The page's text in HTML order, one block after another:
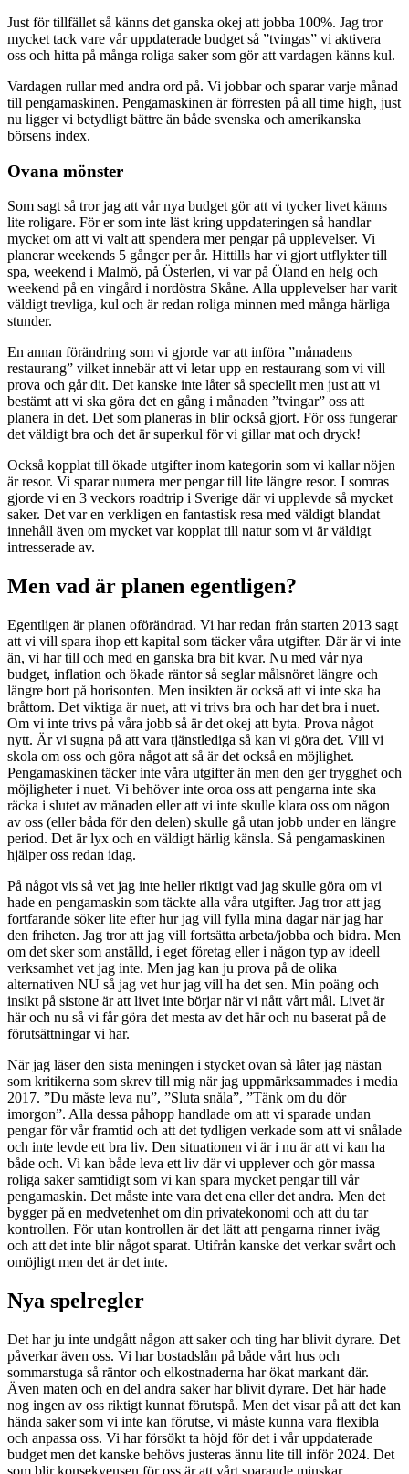
Just för tillfället så känns det ganska okej att jobba 100%. Jag tror
mycket tack vare vår uppdaterade budget så ”tvingas” vi aktivera
oss och hitta på många roliga saker som gör att vardagen känns kul.
Vardagen rullar med andra ord på. Vi jobbar och sparar varje månad
till pengamaskinen. Pengamaskinen är förresten på all time high, just
nu ligger vi betydligt bättre än både svenska och amerikanska
börsens index.
Ovana mönster
Som sagt så tror jag att vår nya budget gör att vi tycker livet känns
lite roligare. För er som inte läst kring uppdateringen så handlar
mycket om att vi valt att spendera mer pengar på upplevelser. Vi
planerar weekends 5 gånger per år. Hittills har vi gjort utflykter till
spa, weekend i Malmö, på Österlen, vi var på Öland en helg och
weekend på en vingård i nordöstra Skåne. Alla upplevelser har varit
väldigt trevliga, kul och är redan roliga minnen med många härliga
stunder.
En annan förändring som vi gjorde var att införa ”månadens
restaurang” vilket innebär att vi letar upp en restaurang som vi vill
prova och går dit. Det kanske inte låter så speciellt men just att vi
bestämt att vi ska göra det en gång i månaden ”tvingar” oss att
planera in det. Det som planeras in blir också gjort. För oss fungerar
det väldigt bra och det är superkul för vi gillar mat och dryck!
Också kopplat till ökade utgifter inom kategorin som vi kallar nöjen
är resor. Vi sparar numera mer pengar till lite längre resor. I somras
gjorde vi en 3 veckors roadtrip i Sverige där vi upplevde så mycket
saker. Det var en verkligen en fantastisk resa med väldigt blandat
innehåll även om mycket var kopplat till natur som vi är väldigt
intresserade av.
Men vad är planen egentligen?
Egentligen är planen oförändrad. Vi har redan från starten 2013 sagt
att vi vill spara ihop ett kapital som täcker våra utgifter. Där är vi inte
än, vi har till och med en ganska bra bit kvar. Nu med vår nya
budget, inflation och ökade räntor så seglar målsnöret längre och
längre bort på horisonten. Men insikten är också att vi inte ska ha
bråttom. Det viktiga är nuet, att vi trivs bra och har det bra i nuet.
Om vi inte trivs på våra jobb så är det okej att byta. Prova något
nytt. Är vi sugna på att vara tjänstlediga så kan vi göra det. Vill vi
skola om oss och göra något att så är det också en möjlighet.
Pengamaskinen täcker inte våra utgifter än men den ger trygghet och
möjligheter i nuet. Vi behöver inte oroa oss att pengarna inte ska
räcka i slutet av månaden eller att vi inte skulle klara oss om någon
av oss (eller båda för den delen) skulle gå utan jobb under en längre
period. Det är lyx och en väldigt härlig känsla. Så pengamaskinen
hjälper oss redan idag.
På något vis så vet jag inte heller riktigt vad jag skulle göra om vi
hade en pengamaskin som täckte alla våra utgifter. Jag tror att jag
fortfarande söker lite efter hur jag vill fylla mina dagar när jag har
den friheten. Jag tror att jag vill fortsätta arbeta/jobba och bidra. Men
om det sker som anställd, i eget företag eller i någon typ av ideell
verksamhet vet jag inte. Men jag kan ju prova på de olika
alternativen NU så jag vet hur jag vill ha det sen. Min poäng och
insikt på sistone är att livet inte börjar när vi nått vårt mål. Livet är
här och nu så vi får göra det mesta av det här och nu baserat på de
förutsättningar vi har.
När jag läser den sista meningen i stycket ovan så låter jag nästan
som kritikerna som skrev till mig när jag uppmärksammades i media
2017. ”Du måste leva nu”, ”Sluta snåla”, ”Tänk om du dör
imorgon”. Alla dessa påhopp handlade om att vi sparade undan
pengar för vår framtid och att det tydligen verkade som att vi snålade
och inte levde ett bra liv. Den situationen vi är i nu är att vi kan ha
både och. Vi kan både leva ett liv där vi upplever och gör massa
roliga saker samtidigt som vi kan spara mycket pengar till vår
pengamaskin. Det måste inte vara det ena eller det andra. Men det
bygger på en medvetenhet om din privatekonomi och att du tar
kontrollen. För utan kontrollen är det lätt att pengarna rinner iväg
och att det inte blir något sparat. Utifrån kanske det verkar svårt och
omöjligt men det är det inte.
Nya spelregler
Det har ju inte undgått någon att saker och ting har blivit dyrare. Det
påverkar även oss. Vi har bostadslån på både vårt hus och
sommarstuga så räntor och elkostnaderna har ökat markant där.
Även maten och en del andra saker har blivit dyrare. Det här hade
nog ingen av oss riktigt kunnat förutspå. Men det visar på att det kan
hända saker som vi inte kan förutse, vi måste kunna vara flexibla
och anpassa oss. Vi har försökt ta höjd för det i vår uppdaterade
budget men det kanske behövs justeras ännu lite till inför 2024. Det
som blir konsekvensen för oss är att vårt sparande minskar.